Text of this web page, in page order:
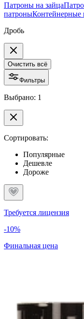
Патроны на зайца
патроныКонтейнерные
Дробь
Очистить всё
Фильтры
Выбрано: 1
Сортировать:
Популярные
Дешевле
Дороже
Требуется лицензия
-10%
Финальная цена